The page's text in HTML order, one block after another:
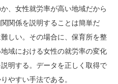
、女性就労率が高い地域だから
関係を説明することは簡単だ
しい。その場合に、保育所を整
域における女性の就労率の変化
明する。データを正しく取得で
やすい手法である。